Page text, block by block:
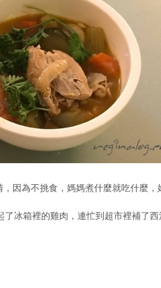
因為不挑食，媽媽煮什麼就吃什麼，
冰箱裡的雞肉，連忙到超市裡補了